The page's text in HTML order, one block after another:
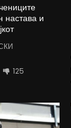
настава и
125